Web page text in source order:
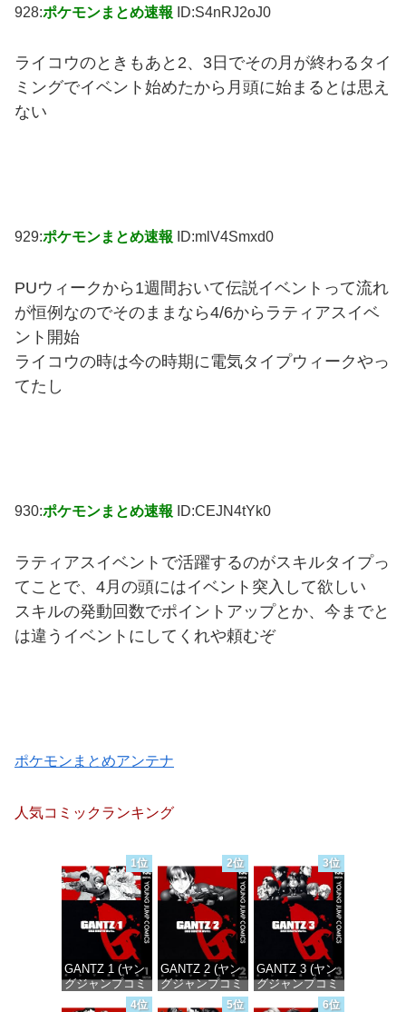
928:ポケモンまとめ速報 ID:S4nRJ2oJ0
ライコウのときもあと2、3日でその月が終わるタイ
ミングでイベント始めたから月頭に始まるとは思え
ない
929:ポケモンまとめ速報 ID:mlV4Smxd0
PUウィークから1週間おいて伝説イベントって流れ
が恒例なのでそのままなら4/6からラティアスイベ
ント開始
ライコウの時は今の時期に電気タイプウィークやっ
てたし
930:ポケモンまとめ速報 ID:CEJN4tYk0
ラティアスイベントで活躍するのがスキルタイプっ
てことで、4月の頭にはイベント突入して欲しい
スキルの発動回数でポイントアップとか、今までと
は違うイベントにしてくれや頼むぞ
ポケモンまとめアンテナ
人気コミックランキング
1位
GANTZ 1 (ヤン
グジャンプコミ
ックスDIGITAL)
2位
GANTZ 2 (ヤン
グジャンプコミ
ックスDIGITAL)
3位
GANTZ 3 (ヤン
グジャンプコミ
ックスDIGITAL)
4位 5位 6位